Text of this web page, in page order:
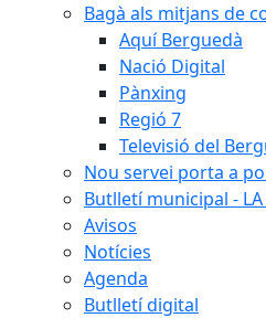
Bagà als mitjans de
Aquí Berguedà
Nació Digital
Pànxing
Regió 7
Televisió del
Nou servei porta a
Butlletí municipal - LA
Avisos
Notícies
Agenda
Butlletí digital